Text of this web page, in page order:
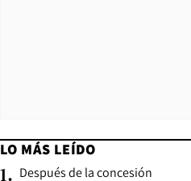
LO MÁS LEÍDO
1. Después de la concesión